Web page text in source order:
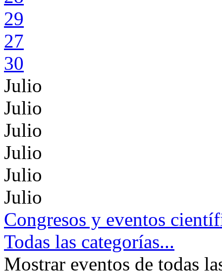
29
27
30
Julio
Julio
Julio
Julio
Julio
Julio
Congresos y eventos
Todas las categorías...
Mostrar eventos de todas